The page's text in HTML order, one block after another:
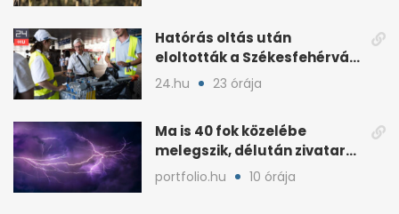
Hatórás oltás után
eloltották a Székesfehérvár
melletti tüzet
24.hu 23 órája
Ma is 40 fok közelébe
melegszik, délután zivatar
és viharos szél jöhet
portfolio.hu 10 órája